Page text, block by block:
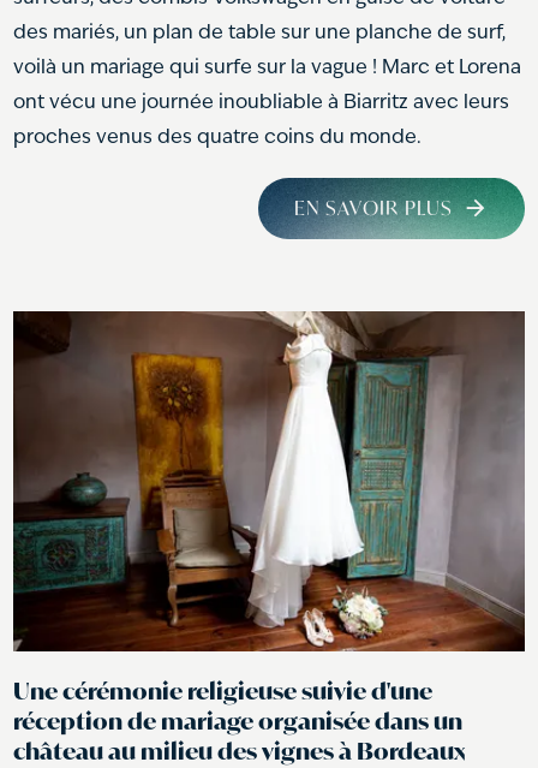
des mariés, un plan de table sur une planche de surf,
voilà un mariage qui surfe sur la vague ! Marc et Lorena
ont vécu une journée inoubliable à Biarritz avec leurs
proches venus des quatre coins du monde.
EN SAVOIR PLUS
Une cérémonie religieuse suivie d'une
réception de mariage organisée dans un
château au milieu des vignes à Bordeaux